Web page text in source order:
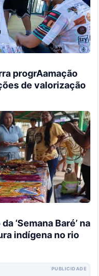
progrAamação
de valorização
‘Semana Baré’ na
indígena no rio
PUBLICIDADE